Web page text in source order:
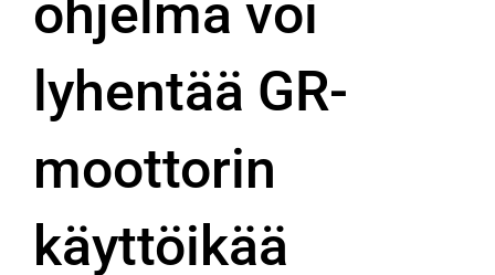
ohjelma voi
lyhentää GR-
moottorin
käyttöikää